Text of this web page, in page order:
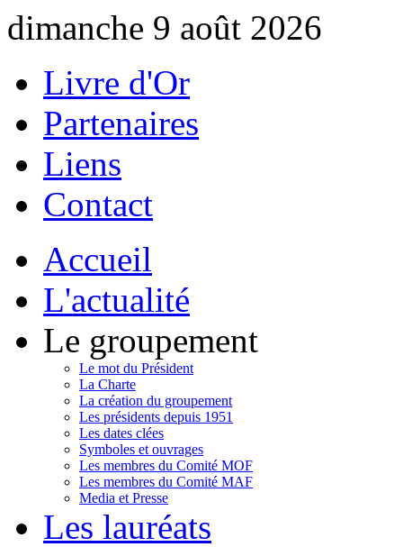
dimanche 9 août 2026
Livre d'Or
Partenaires
Liens
Contact
Accueil
L'actualité
Le groupement
Le mot du Président
La Charte
La création du groupement
Les présidents depuis 1951
Les dates clées
Symboles et ouvrages
Les membres du Comité MOF
Les membres du Comité MAF
Media et Presse
Les lauréats